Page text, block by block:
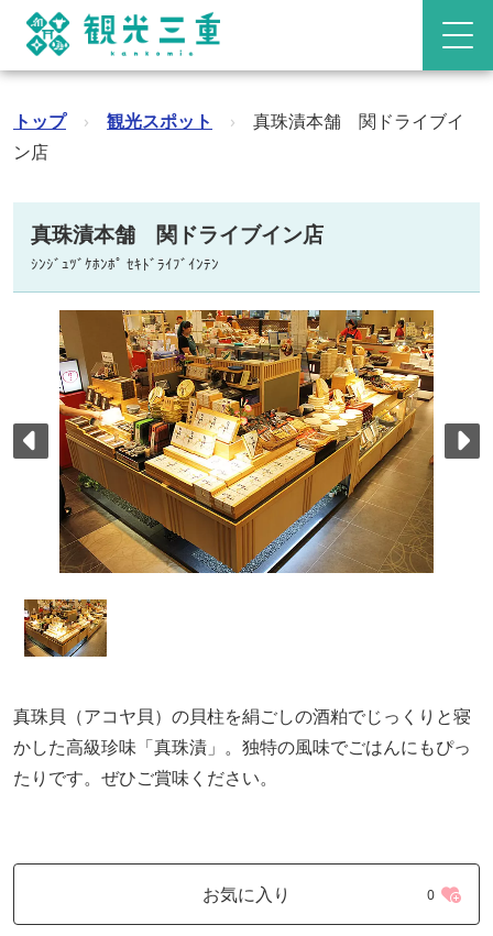
トップ › 観光スポット ›
真珠漬本舗 関ドライブイ
ン店
真珠漬本舗 関ドライブイン店
ｼﾝｼﾞｭﾂﾞｹﾎﾝﾎﾟ ｾｷﾄﾞﾗｲﾌﾞｲﾝﾃﾝ
真珠貝（アコヤ貝）の貝柱を絹ごしの酒粕でじっくりと寝
かした高級珍味「真珠漬」。独特の風味でごはんにもぴっ
たりです。ぜひご賞味ください。
お気に入り 0